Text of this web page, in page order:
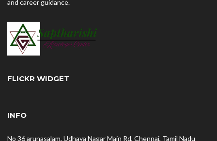
and career guidance.
FLICKR WIDGET
INFO
No 36 arunasalam, Udhaya Nagar Main Rd, Chennai, Tamil Nadu